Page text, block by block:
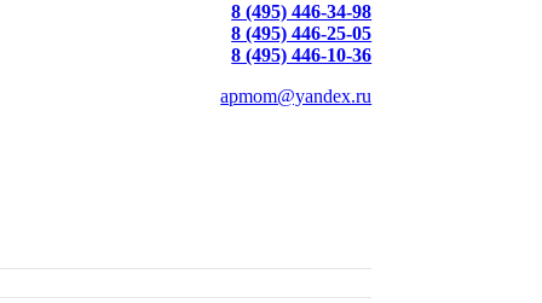
8 (495) 446-34-98
8 (495) 446-25-05
8 (495) 446-10-36
apmom@yandex.ru